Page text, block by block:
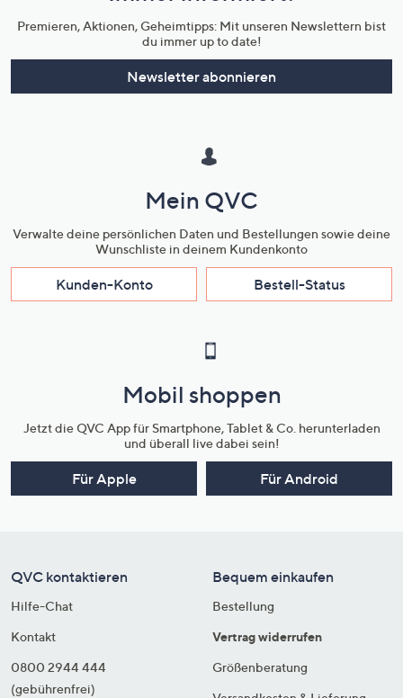
Premieren, Aktionen, Geheimtipps: Mit unseren Newslettern bist
du immer up to date!
Newsletter abonnieren
Mein QVC
Verwalte deine persönlichen Daten und Bestellungen sowie deine
Wunschliste in deinem Kundenkonto
Kunden-Konto Bestell-Status
Mobil shoppen
Jetzt die QVC App für Smartphone, Tablet & Co. herunterladen
und überall live dabei sein!
Für Apple Für Android
QVC kontaktieren
Hilfe-Chat
Kontakt
0800 2944 444
(gebührenfrei)
Bequem einkaufen
Bestellung
Vertrag widerrufen
Größenberatung